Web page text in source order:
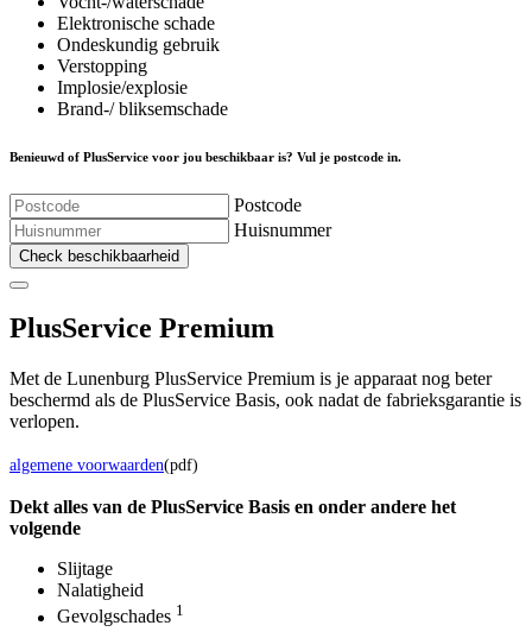
Elektronische schade
Ondeskundig gebruik
Verstopping
Implosie/explosie
Brand-/ bliksemschade
Benieuwd of PlusService voor jou beschikbaar is? Vul je postcode in.
Postcode
Huisnummer
Check beschikbaarheid
PlusService Premium
Met de Lunenburg PlusService Premium is je apparaat nog beter
beschermd als de PlusService Basis, ook nadat de fabrieksgarantie is
verlopen.
algemene voorwaarden(pdf)
Dekt alles van de PlusService Basis en onder andere het
volgende
Slijtage
Nalatigheid
Gevolgschades 1